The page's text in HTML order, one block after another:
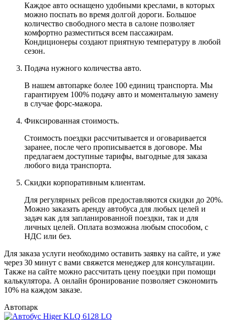
Каждое авто оснащено удобными креслами, в которых
можно поспать во время долгой дороги. Большое
количество свободного места в салоне позволяет
комфортно разместиться всем пассажирам.
Кондиционеры создают приятную температуру в любой
сезон.
Подача нужного количества авто.
В нашем автопарке более 100 единиц транспорта. Мы
гарантируем 100% подачу авто и моментальную замену
в случае форс-мажора.
Фиксированная стоимость.
Стоимость поездки рассчитывается и оговаривается
заранее, после чего прописывается в договоре. Мы
предлагаем доступные тарифы, выгодные для заказа
любого вида транспорта.
Скидки корпоративным клиентам.
Для регулярных рейсов предоставляются скидки до 20%.
Можно заказать аренду автобуса для любых целей и
задач как для запланированной поездки, так и для
личных целей. Оплата возможна любым способом, с
НДС или без.
Для заказа услуги необходимо оставить заявку на сайте, и уже
через 30 минут с вами свяжется менеджер для консультации.
Также на сайте можно рассчитать цену поездки при помощи
калькулятора. А онлайн бронирование позволяет сэкономить
10% на каждом заказе.
Автопарк